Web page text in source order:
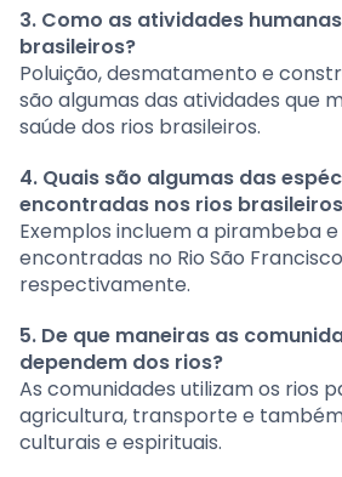
3. Como as atividades
brasileiros?
Poluição, desmatamento e
são algumas das atividades que
saúde dos rios brasileiros.
4. Quais são algumas das
encontradas nos rios
Exemplos incluem a pirambeba
encontradas no Rio São
respectivamente.
5. De que maneiras as
dependem dos rios?
As comunidades utilizam os rios
agricultura, transporte e
culturais e espirituais.